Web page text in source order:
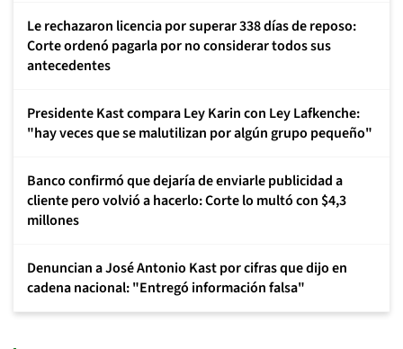
Le rechazaron licencia por superar 338 días de reposo:
Corte ordenó pagarla por no considerar todos sus
antecedentes
Presidente Kast compara Ley Karin con Ley Lafkenche:
"hay veces que se malutilizan por algún grupo pequeño"
Banco confirmó que dejaría de enviarle publicidad a
cliente pero volvió a hacerlo: Corte lo multó con $4,3
millones
Denuncian a José Antonio Kast por cifras que dijo en
cadena nacional: "Entregó información falsa"